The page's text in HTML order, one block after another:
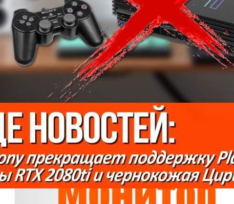
Asus PG27AQ - топовый 4к монитор
goodchoiceshow
8 Просмотры